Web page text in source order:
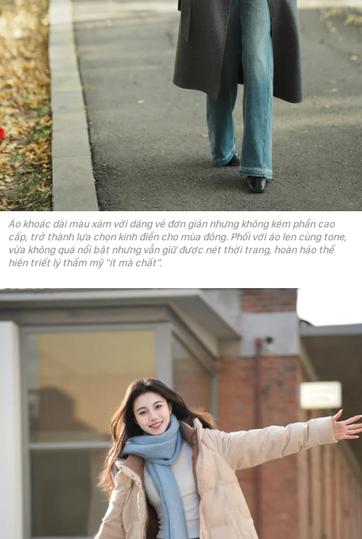
Áo khoác dài màu xám với dáng vẻ đơn giản nhưng không kém phần cao
cấp, trở thành lựa chọn kinh điển cho mùa đông. Phối với áo len cùng tone,
vừa không quá nổi bật nhưng vẫn giữ được nét thời trang, hoàn hảo thể
hiện triết lý thẩm mỹ "ít mà chất".